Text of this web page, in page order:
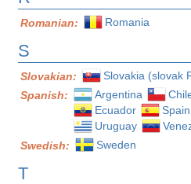
Romanian: Romania
S
Slovakian:
Slovakia (slovak
Spanish:
Argentina
Ecuador
Spain
Uruguay
Swedish:
Sweden
T